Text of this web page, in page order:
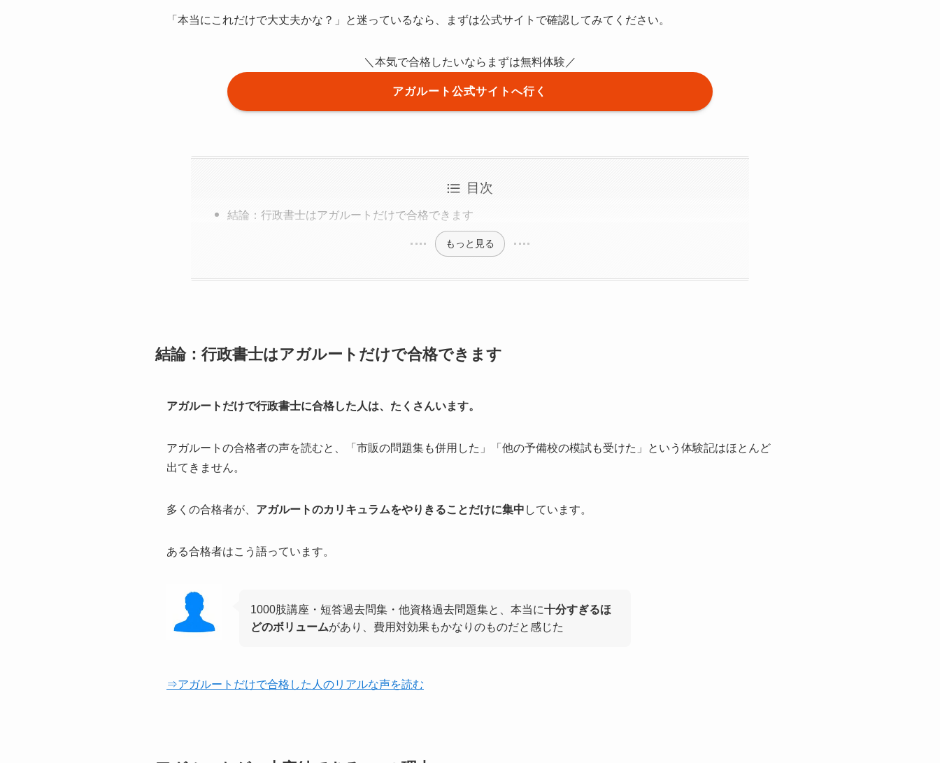
「本当にこれだけで大丈夫かな？」と迷っているなら、まずは公式サイトで確認してみてください。
＼本気で合格したいならまずは無料体験／
アガルート公式サイトへ行く
目次
結論：行政書士はアガルートだけで合格できます
もっと見る
結論：行政書士はアガルートだけで合格できます
アガルートだけで行政書士に合格した人は、たくさんいます。
アガルートの合格者の声を読むと、「市販の問題集も併用した」「他の予備校の模試も受けた」という体験記はほとんど
出てきません。
多くの合格者が、 アガルートのカリキュラムをやりきることだけに集中 しています。
ある合格者はこう語っています。
1000肢講座・短答過去問集・他資格過去問題集と、本当に十分すぎるほ
どのボリュームがあり、費用対効果もかなりのものだと感じた
⇒アガルートだけで合格した人のリアルな声を読む